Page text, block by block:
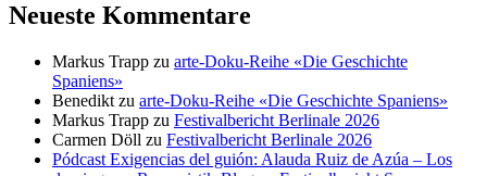
Neueste Kommentare
Markus Trapp zu arte-Doku-Reihe «Die Geschichte
Spaniens»
Benedikt zu arte-Doku-Reihe «Die Geschichte Spaniens»
Markus Trapp zu Festivalbericht Berlinale 2026
Carmen Döll zu Festivalbericht Berlinale 2026
Pódcast Exigencias del guión: Alauda Ruiz de Azúa – Los